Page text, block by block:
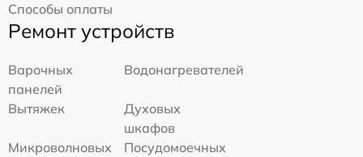
Способы оплаты
Ремонт устройств
Варочных
панелей
Водонагревателей
Вытяжек
Духовых
шкафов
Микроволновых
Посудомоечных